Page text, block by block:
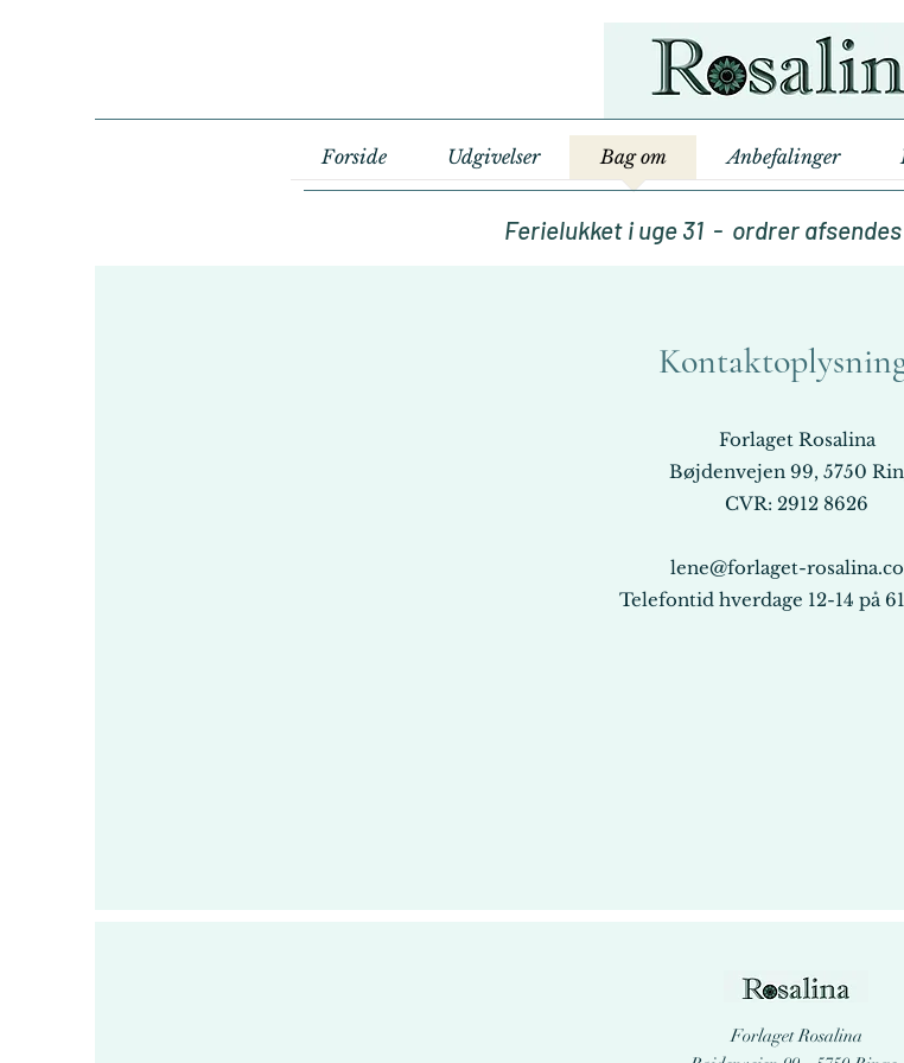
Forside Udgivelser Bag om Anbefalinger
Ferielukket i uge 31 - ordrer
Forlaget Rosalina
Bøjdenvejen 99, 5750
CVR: 2912 8626
lene@forlaget-
Telefontid hverdage 12-14 på
Forlaget Rosalina